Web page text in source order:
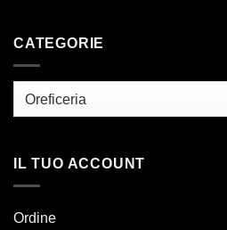
CATEGORIE
IL TUO ACCOUNT
Ordine